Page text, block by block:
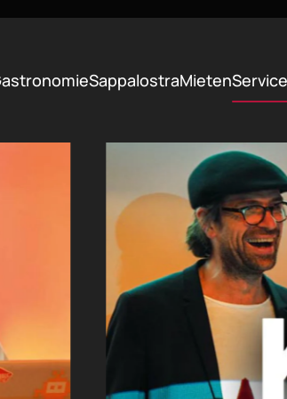
SappalostraMietenService